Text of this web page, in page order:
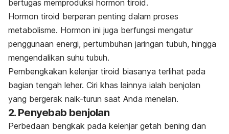
bertugas memproduksi hormon tiroid.
Hormon tiroid berperan penting dalam proses
metabolisme. Hormon ini juga berfungsi mengatur
penggunaan energi, pertumbuhan jaringan tubuh, hingga
mengendalikan suhu tubuh.
Pembengkakan kelenjar tiroid biasanya terlihat pada
bagian tengah leher. Ciri khas lainnya ialah benjolan
yang bergerak naik-turun saat Anda menelan.
2. Penyebab benjolan
Perbedaan bengkak pada kelenjar getah bening dan